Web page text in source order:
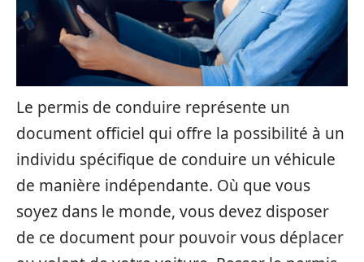
Le permis de conduire représente un
document officiel qui offre la possibilité à un
individu spécifique de conduire un véhicule
de manière indépendante. Où que vous
soyez dans le monde, vous devez disposer
de ce document pour pouvoir vous déplacer